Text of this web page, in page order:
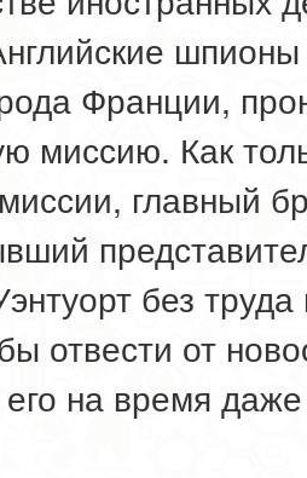
Франции,
миссию. Как
главный
без труда
отвести от
на время